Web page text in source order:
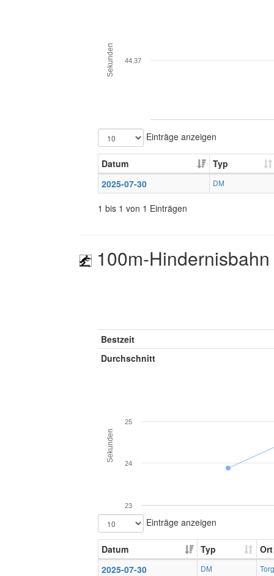
Sekunden 44.37
Einträge anzeigen
Datum
Typ
2025-07-30
DM
1 bis 1 von 1 Einträgen
100m-
Bestzeit
Durchschnitt
Sekunden
23
24
25
Einträge anzeigen
Datum Typ
Ort
2025-07-30
DM